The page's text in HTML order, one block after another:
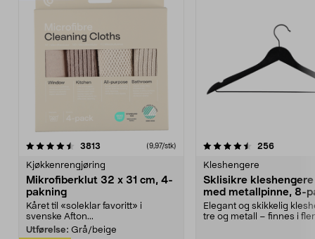
3813 anmeldelser(9,97/stk)
Kjøkkenrengjøring
Mikrofiberklut 32 x 31 cm, 4-
pakning
Kåret til «soleklar favoritt» i
svenske Afton...
Utførelse: Grå/beige
4.5av 5 stjerner 256
Kleshengere
Sklisikre
med metallpinne, 8-
Elegant og skikkelig
tre og metall – finnes i
4.5av 5 stjerner